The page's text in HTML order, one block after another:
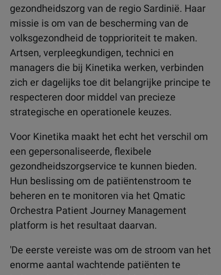
gezondheidszorg van de regio Sardinië. Haar
missie is om van de bescherming van de
volksgezondheid de topprioriteit te maken.
Artsen, verpleegkundigen, technici en
managers die bij Kinetika werken, verbinden
zich er dagelijks toe dit belangrijke principe te
respecteren door middel van precieze
strategische en operationele keuzes.
Voor Kinetika maakt het echt het verschil om
een gepersonaliseerde, flexibele
gezondheidszorgservice te kunnen bieden.
Hun beslissing om de patiëntenstroom te
beheren en te monitoren via het Qmatic
Orchestra Patient Journey Management
platform is het resultaat daarvan.
'De eerste vereiste was om de stroom van het
enorme aantal wachtende patiënten te